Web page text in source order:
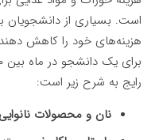
است. بسیاری از دانشجویان
هزینه‌های خود را کاهش
رایج به شرح زیر است:
نان و محصولات نانوایی